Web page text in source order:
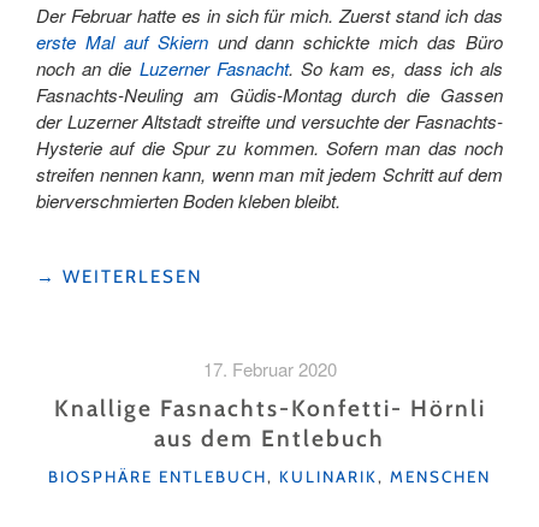
Der Februar hatte es in sich für mich. Zuerst stand ich das
erste Mal auf Skiernund dann schickte mich das Büro
noch an die Luzerner Fasnacht. So kam es, dass ich als
Fasnachts-Neuling am Güdis-Montag durch die Gassen
der Luzerner Altstadt streifte und versuchte der Fasnachts-
Hysterie auf die Spur zu kommen. Sofern man das noch
streifen nennen kann, wenn man mit jedem Schritt auf dem
bierverschmierten Boden kleben bleibt.
"FASNACHT
→ WEITERLESEN
17. Februar 2020
Knallige Fasnachts-Konfetti- Hörnli
aus dem Entlebuch
KATEGORIEN
BIOSPHÄRE ENTLEBUCH, KULINARIK, MENSCHEN